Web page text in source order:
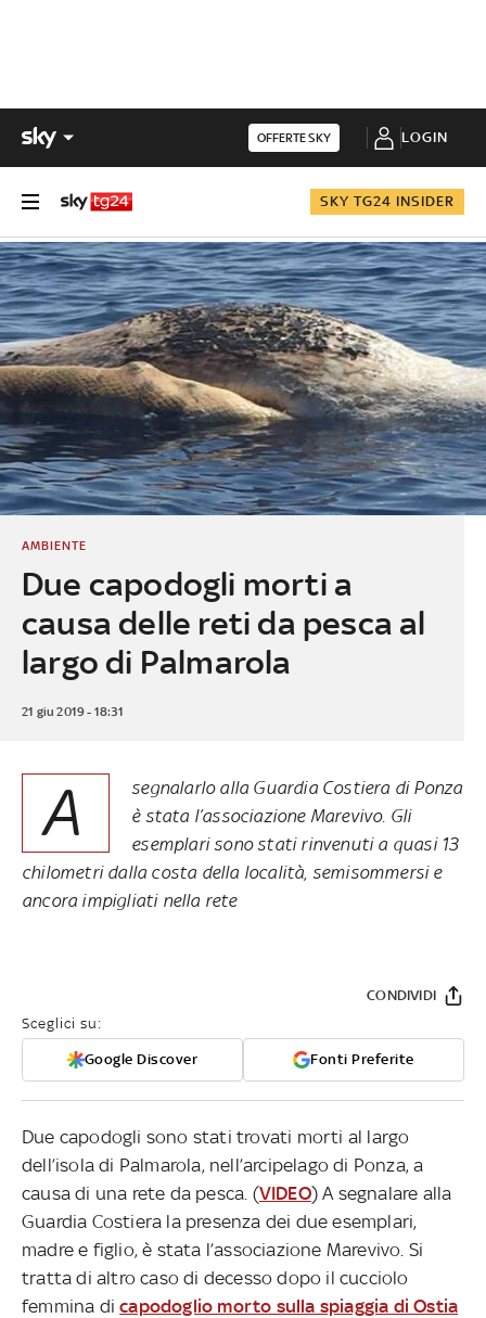
OFFERTE SKY LOGIN
SKY TG24 INSIDER
Due capodogli morti a
causa delle reti da pesca al
largo di Palmarola
AMBIENTE
21 giu 2019 - 18:31
A
segnalarlo alla Guardia Costiera di Ponza
è stata l’associazione Marevivo. Gli
esemplari sono stati rinvenuti a quasi 13
chilometri dalla costa della località, semisommersi e
ancora impigliati nella rete
Sceglici su:
Google Discover Fonti Preferite
CONDIVIDI
Due capodogli sono stati trovati morti al largo
dell’isola di Palmarola, nell’arcipelago di Ponza, a
causa di una rete da pesca. (VIDEO) A segnalare alla
Guardia Costiera la presenza dei due esemplari,
madre e figlio, è stata l’associazione Marevivo. Si
tratta di altro caso di decesso dopo il cucciolo
femmina dicapodoglio morto sulla spiaggia di Ostia